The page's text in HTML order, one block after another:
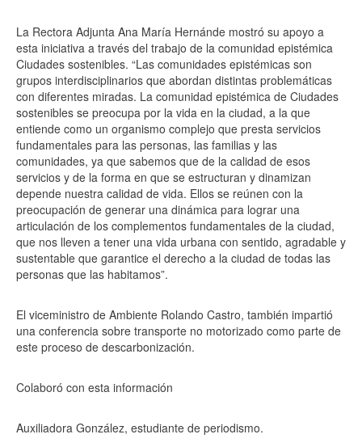
La Rectora Adjunta Ana María Hernánde mostró su apoyo a
esta iniciativa a través del trabajo de la comunidad epistémica
Ciudades sostenibles. “Las comunidades epistémicas son
grupos interdisciplinarios que abordan distintas problemáticas
con diferentes miradas. La comunidad epistémica de Ciudades
sostenibles se preocupa por la vida en la ciudad, a la que
entiende como un organismo complejo que presta servicios
fundamentales para las personas, las familias y las
comunidades, ya que sabemos que de la calidad de esos
servicios y de la forma en que se estructuran y dinamizan
depende nuestra calidad de vida. Ellos se reúnen con la
preocupación de generar una dinámica para lograr una
articulación de los complementos fundamentales de la ciudad,
que nos lleven a tener una vida urbana con sentido, agradable y
sustentable que garantice el derecho a la ciudad de todas las
personas que las habitamos”.
El viceministro de Ambiente Rolando Castro, también impartió
una conferencia sobre transporte no motorizado como parte de
este proceso de descarbonización.
Colaboró con esta información
Auxiliadora González, estudiante de periodismo.